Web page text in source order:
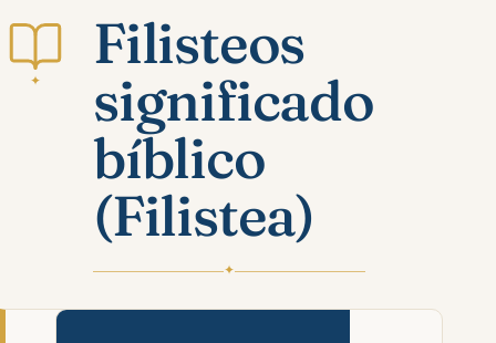
✦
Filisteos
significado
bíblico
(Filistea)
✦
Mira estas explicaciones en